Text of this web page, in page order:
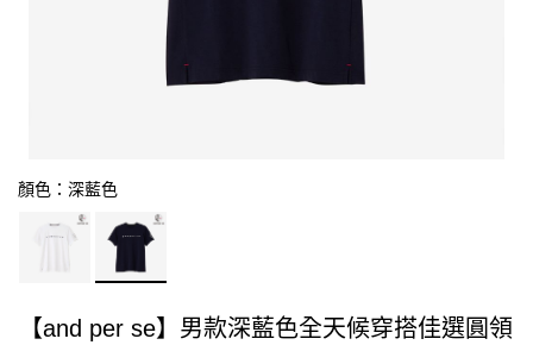
顏色：深藍色
【and per se】男款深藍色全天候穿搭佳選圓領